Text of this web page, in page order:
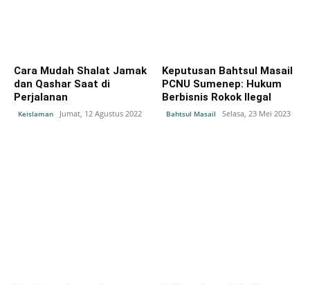
Cara Mudah Shalat Jamak
dan Qashar Saat di
Perjalanan
Keislaman Jumat, 12 Agustus 2022
Keputusan Bahtsul Masail
PCNU Sumenep: Hukum
Berbisnis Rokok Ilegal
Bahtsul Masail Selasa, 23 Mei 2023